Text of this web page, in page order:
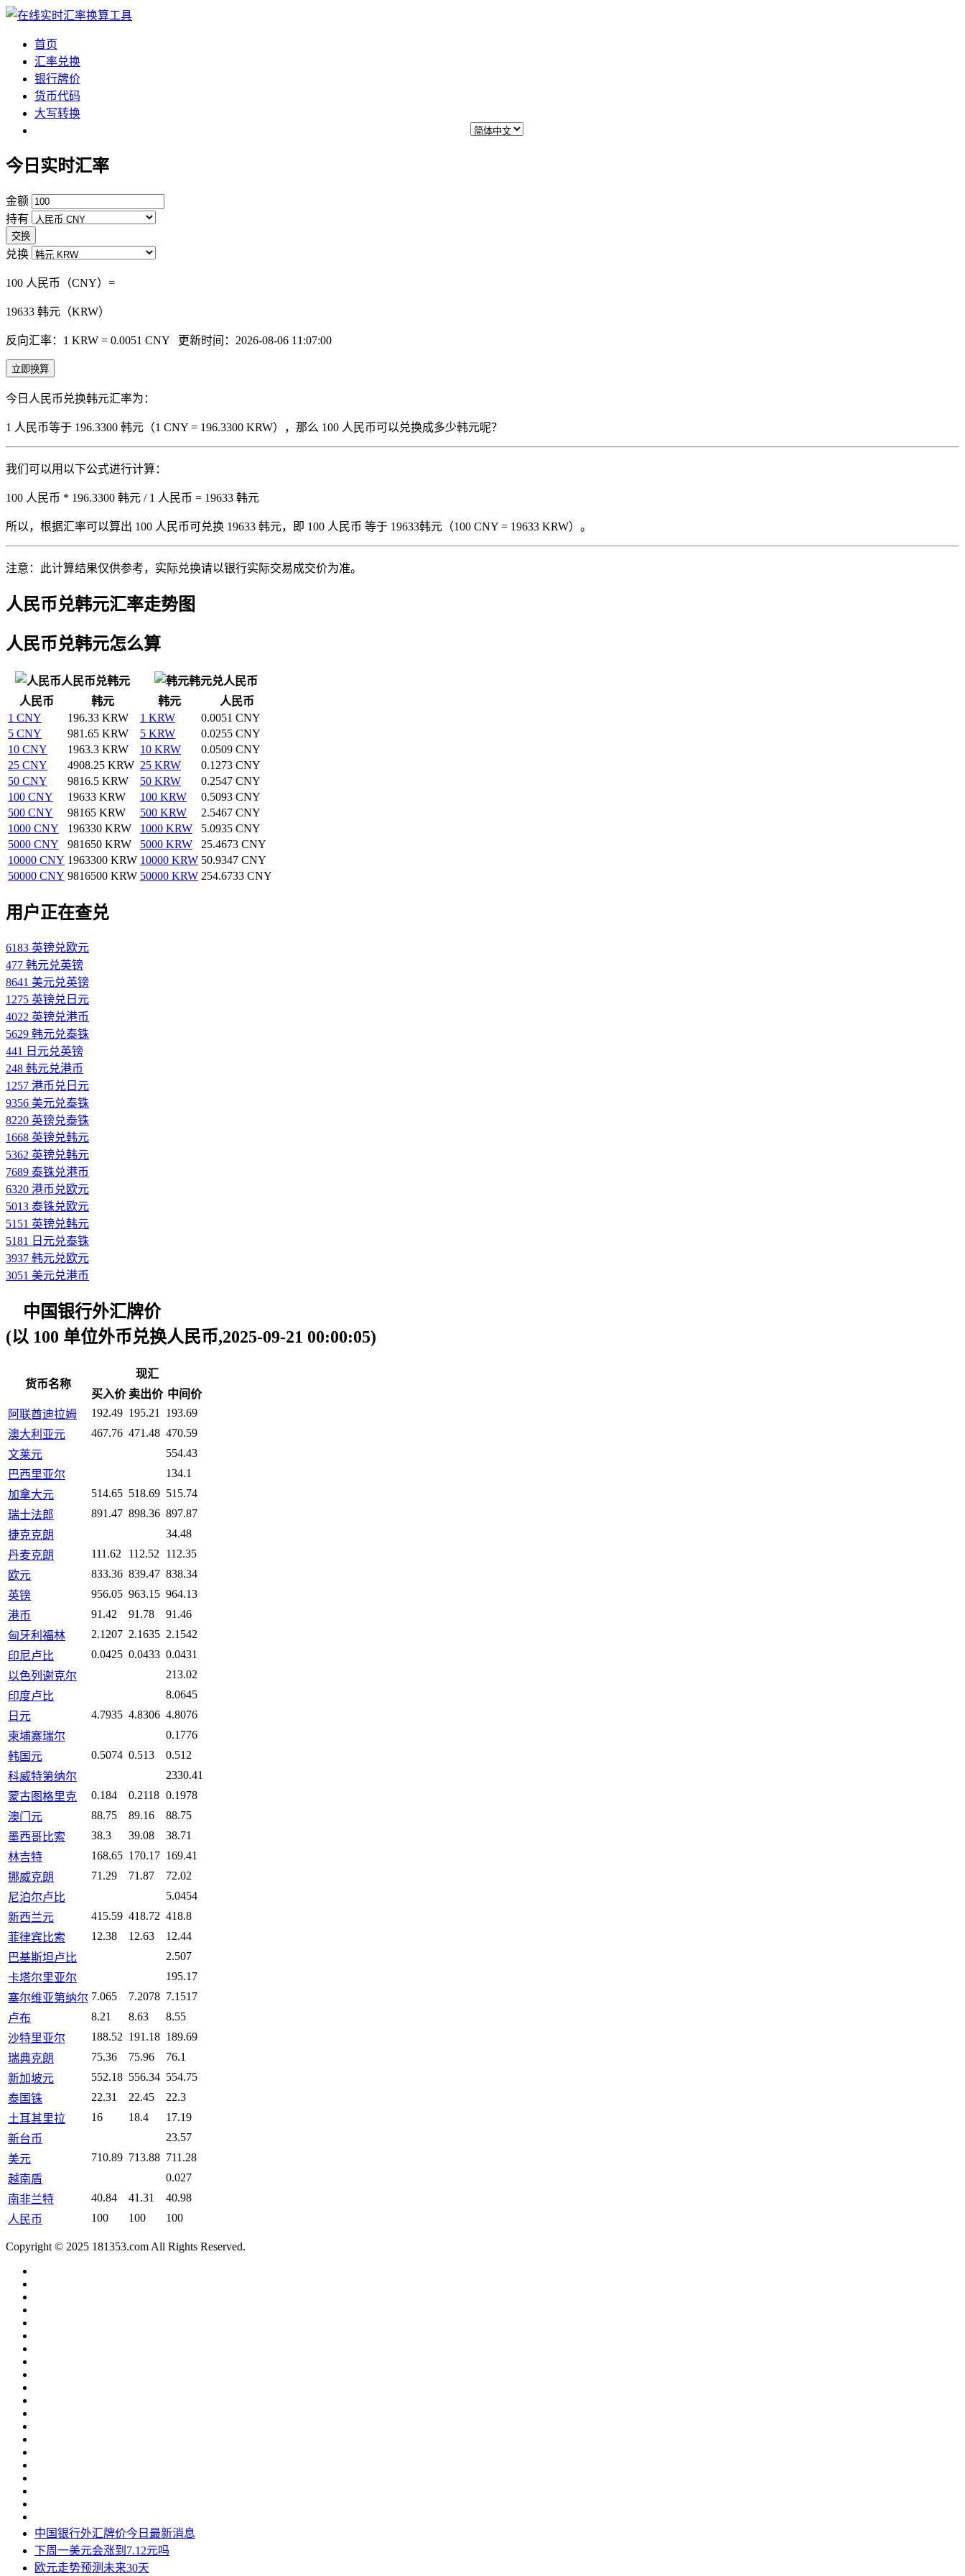
首页
汇率兑换
银行牌价
货币代码
大写转换
今日实时汇率
金额
持有
交换
兑换
100 人民币（CNY）=
19633 韩元（KRW）
反向汇率：1 KRW = 0.0051 CNY 更新时间：2026-08-06 11:07:00
立即换算
今日人民币兑换韩元汇率为：
1 人民币等于 196.3300 韩元（1 CNY = 196.3300 KRW），那么 100 人民币可以兑换成多少韩元呢？
我们可以用以下公式进行计算：
100 人民币 * 196.3300 韩元 / 1 人民币 = 19633 韩元
所以，根据汇率可以算出 100 人民币可兑换 19633 韩元，即 100 人民币 等于 19633韩元（100 CNY = 19633 KRW）。
注意：此计算结果仅供参考，实际兑换请以银行实际交易成交价为准。
人民币兑韩元汇率走势图
人民币兑韩元怎么算
人民币兑韩元
韩元兑人民币
人民币
韩元 韩元
人民币
1 CNY
196.33 KRW 1 KRW
0.0051 CNY
5 CNY
981.65 KRW 5 KRW
0.0255 CNY
10 CNY
1963.3 KRW 10 KRW
0.0509 CNY
25 CNY
4908.25 KRW 25 KRW
0.1273 CNY
50 CNY
9816.5 KRW 50 KRW
0.2547 CNY
100 CNY
19633 KRW 100 KRW
0.5093 CNY
500 CNY
98165 KRW 500 KRW
2.5467 CNY
1000 CNY
196330 KRW 1000 KRW
5.0935 CNY
5000 CNY
981650 KRW 5000 KRW
25.4673 CNY
10000 CNY 1963300 KRW 10000 KRW 50.9347 CNY
50000 CNY 9816500 KRW 50000 KRW 254.6733 CNY
用户正在查兑
6183 英镑兑欧元
477 韩元兑英镑
8641 美元兑英镑
1275 英镑兑日元
4022 英镑兑港币
5629 韩元兑泰铢
441 日元兑英镑
248 韩元兑港币
1257 港币兑日元
9356 美元兑泰铢
8220 英镑兑泰铢
1668 英镑兑韩元
5362 英镑兑韩元
7689 泰铢兑港币
6320 港币兑欧元
5013 泰铢兑欧元
5151 英镑兑韩元
5181 日元兑泰铢
3937 韩元兑欧元
3051 美元兑港币
中国银行外汇牌价
(以 100 单位外币兑换人民币,2025-09-21 00:00:05)
货币名称
现汇
买入价 卖出价 中间价
阿联酋迪拉姆
192.49 195.21
193.69
澳大利亚元
467.76 471.48 470.59
文莱元
554.43
巴西里亚尔
134.1
加拿大元
514.65 518.69 515.74
瑞士法郎
891.47 898.36 897.87
捷克克朗
34.48
丹麦克朗
111.62 112.52
112.35
欧元
833.36 839.47 838.34
英镑
956.05 963.15 964.13
港币
91.42 91.78
91.46
匈牙利福林
2.1207 2.1635 2.1542
印尼卢比
0.0425 0.0433 0.0431
以色列谢克尔
213.02
印度卢比
8.0645
日元
4.7935 4.8306 4.8076
柬埔寨瑞尔
0.1776
韩国元
0.5074 0.513
0.512
科威特第纳尔
2330.41
蒙古图格里克
0.184 0.2118 0.1978
澳门元
88.75 89.16
88.75
墨西哥比索
38.3 39.08
38.71
林吉特
168.65 170.17 169.41
挪威克朗
71.29 71.87
72.02
尼泊尔卢比
5.0454
新西兰元
415.59 418.72 418.8
菲律宾比索
12.38 12.63
12.44
巴基斯坦卢比
2.507
卡塔尔里亚尔
195.17
塞尔维亚第纳尔 7.065 7.2078 7.1517
卢布
8.21 8.63
8.55
沙特里亚尔
188.52 191.18 189.69
瑞典克朗
75.36 75.96
76.1
新加坡元
552.18 556.34 554.75
泰国铢
22.31 22.45
22.3
土耳其里拉
16 18.4
17.19
新台币
23.57
美元
710.89 713.88 711.28
越南盾
0.027
南非兰特
40.84 41.31
40.98
人民币
100 100 100
Copyright © 2025 181353.com All Rights Reserved.
中国银行外汇牌价今日最新消息
下周一美元会涨到7.12元吗
欧元走势预测未来30天